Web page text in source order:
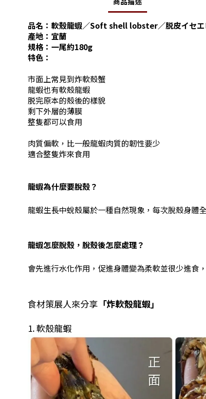
品名： 軟殼龍蝦／Soft shell lobster／脱皮イセ
產地：宜蘭
規格：一尾約180g
特色：
市面上常見到炸軟殼蟹
龍蝦也有軟殼龍蝦
脱完原本的殼後的樣貌
剩下外層的薄膜
整隻都可以食用
肉質偏軟，比一般龍蝦肉質的韌性要少
適合整隻炸來食用
龍蝦為什麼要脫殼？
龍蝦生長中蛻殼屬於一種自然現象，每次脫殼身體
龍蝦怎麼脫殼，脫殼後怎麼處理？
會先進行水化作用，促進身體變為柔軟並很少進食
食材策展人來分享 「炸軟殼龍蝦」
1. 軟殼龍蝦